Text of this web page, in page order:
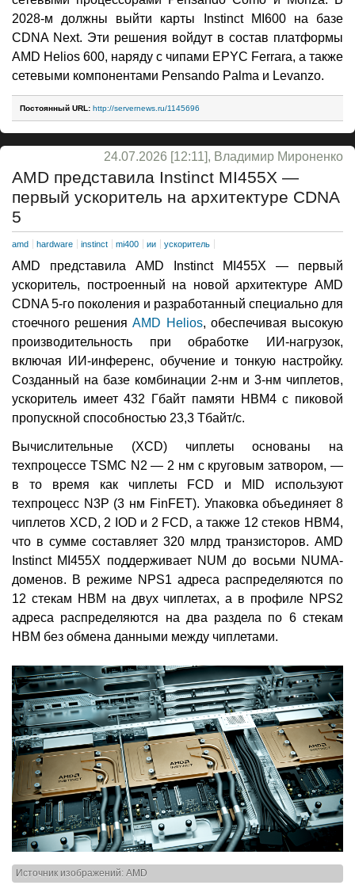
2028-м должны выйти карты Instinct MI600 на базе
CDNA Next. Эти решения войдут в состав платформы
AMD Helios 600, наряду с чипами EPYC Ferrara, а также
сетевыми компонентами Pensando Palma и Levanzo.
Постоянный URL: http://servernews.ru/1145696
24.07.2026 [12:11], Владимир Мироненко
AMD представила Instinct MI455X —
первый ускоритель на архитектуре CDNA
5
amd hardware instinct mi400 ии ускоритель
AMD представила AMD Instinct MI455X — первый
ускоритель, построенный на новой архитектуре AMD
CDNA 5-го поколения и разработанный специально для
стоечного решенияAMD Helios, обеспечивая высокую
производительность при обработке ИИ-нагрузок,
включая ИИ-инференс, обучение и тонкую настройку.
Созданный на базе комбинации 2-нм и 3-нм чиплетов,
ускоритель имеет 432 Гбайт памяти HBM4 с пиковой
пропускной способностью 23,3 Тбайт/с.
Вычислительные (XCD) чиплеты основаны на
техпроцессе TSMC N2 — 2 нм с круговым затвором, —
в то время как чиплеты FCD и MID используют
техпроцесс N3P (3 нм FinFET). Упаковка объединяет 8
чиплетов XCD, 2 IOD и 2 FCD, а также 12 стеков HBM4,
что в сумме составляет 320 млрд транзисторов. AMD
Instinct MI455X поддерживает NUM до восьми NUMA-
доменов. В режиме NPS1 адреса распределяются по
12 стекам HBM на двух чиплетах, а в профиле NPS2
адреса распределяются на два раздела по 6 стекам
HBM без обмена данными между чиплетами.
Источник изображений: AMD